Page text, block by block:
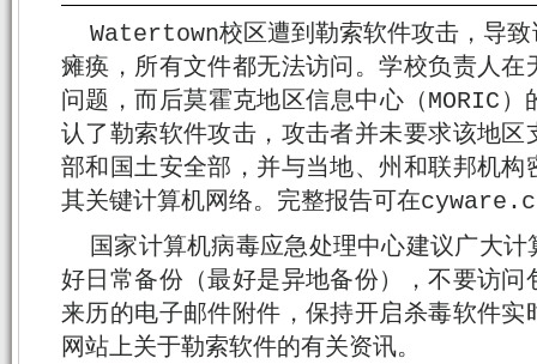
Watertown校区遭到勒索软件攻击，导
瘫痪，所有文件都无法访问。学校负责人
问题，而后莫霍克地区信息中心（MORIC
认了勒索软件攻击，攻击者并未要求该地
部和国土安全部，并与当地、州和联邦机
其关键计算机网络。完整报告可在
国家计算机病毒应急处理中心建议广大
好日常备份（最好是异地备份），不要访
来历的电子邮件附件，保持开启杀毒软件
网站上关于勒索软件的有关资讯。